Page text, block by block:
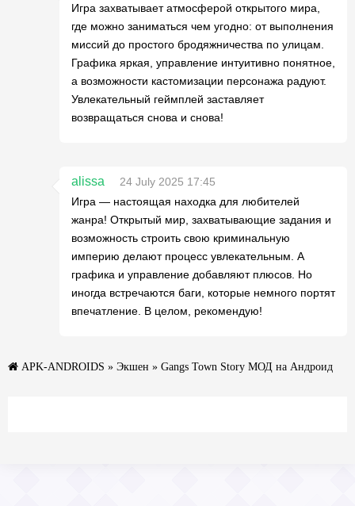
Игра захватывает атмосферой открытого мира,
где можно заниматься чем угодно: от выполнения
миссий до простого бродяжничества по улицам.
Графика яркая, управление интуитивно понятное,
а возможности кастомизации персонажа радуют.
Увлекательный геймплей заставляет
возвращаться снова и снова!
alissa
24 July 2025 17:45
Игра — настоящая находка для любителей
жанра! Открытый мир, захватывающие задания и
возможность строить свою криминальную
империю делают процесс увлекательным. А
графика и управление добавляют плюсов. Но
иногда встречаются баги, которые немного портят
впечатление. В целом, рекомендую!
APK-ANDROIDS » Экшен » Gangs Town Story МОД на Андроид